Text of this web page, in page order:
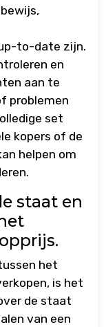
to-date zijn.
en
aan te
problemen
set
kopers of de
helpen om
staat en
het
is het
de staat
van een